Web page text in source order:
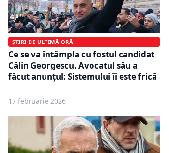
ȘTIRI DE ULTIMĂ ORĂ
Ce se va întâmpla cu fostul candidat
Călin Georgescu. Avocatul său a
făcut anunțul: Sistemului îi este frică
17 februarie 2026